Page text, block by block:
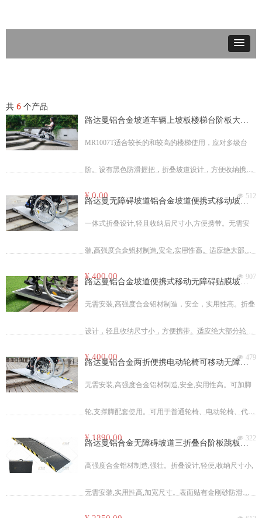
共 6 个产品
路达曼铝合金坡道车辆上坡板楼梯台阶板大厦
MR1007T适合较长的和较高的楼梯使用，应对多级台
阶。设有黑色防滑握把，折叠坡道设计，方便收纳携
带。无需安装,高强度合金铝材制造安全,实用性高。适
应绝大部分轮椅使用(手动、电动、代步车等)。
넶 512
¥ 0.00
路达曼无障碍坡道铝合金坡道便携式移动坡道
一体式折叠设计,轻且收纳后尺寸小,方便携带。无需安
装,高强度合金铝材制造,安全,实用性高。适应绝大部分
轮椅使用(手动、电动、代步车)等。 넶 907
¥ 400.00
路达曼铝合金坡道便携式移动无障碍贴膜坡道
无需安装,高强度合金铝材制造，安全，实用性高。折叠
设计，轻且收纳尺寸小，方便携带。适应绝大部分轮椅
使用(手动、电动、代步车)等。 넶 479
¥ 400.00
路达曼铝合金两折便携电动轮椅可移动无障碍
无需安装,高强度合金铝材制造,安全,实用性高。可加脚
轮,支撑脚配套使用。可用于普通轮椅、电动轮椅、代步
车、小推车等。 넶 322
¥ 1890.00
路达曼铝合金无障碍坡道三折叠台阶板跳板便
高强度合金铝材制造,强壮。折叠设计,轻便,收纳尺寸小,
无需安装,实用性高,加宽尺寸。表面贴有金刚砂防滑膜,
适用于手动轮椅,电动轮椅、代步车等。 넶 613
¥ 2250.00